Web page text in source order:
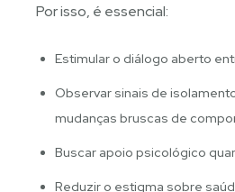
Por isso, é essencial:
Estimular o diálogo aberto
Observar sinais de
mudanças bruscas de
Buscar apoio psicológico
Reduzir o estigma sobre